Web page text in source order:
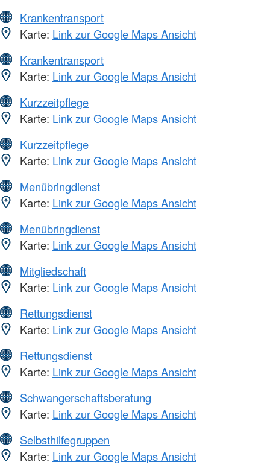
Krankentransport
Karte: Link zur Google Maps Ansicht
Krankentransport
Karte: Link zur Google Maps Ansicht
Kurzzeitpflege
Karte: Link zur Google Maps Ansicht
Kurzzeitpflege
Karte: Link zur Google Maps Ansicht
Menübringdienst
Karte: Link zur Google Maps Ansicht
Menübringdienst
Karte: Link zur Google Maps Ansicht
Mitgliedschaft
Karte: Link zur Google Maps Ansicht
Rettungsdienst
Karte: Link zur Google Maps Ansicht
Rettungsdienst
Karte: Link zur Google Maps Ansicht
Schwangerschaftsberatung
Karte: Link zur Google Maps Ansicht
Selbsthilfegruppen
Karte: Link zur Google Maps Ansicht